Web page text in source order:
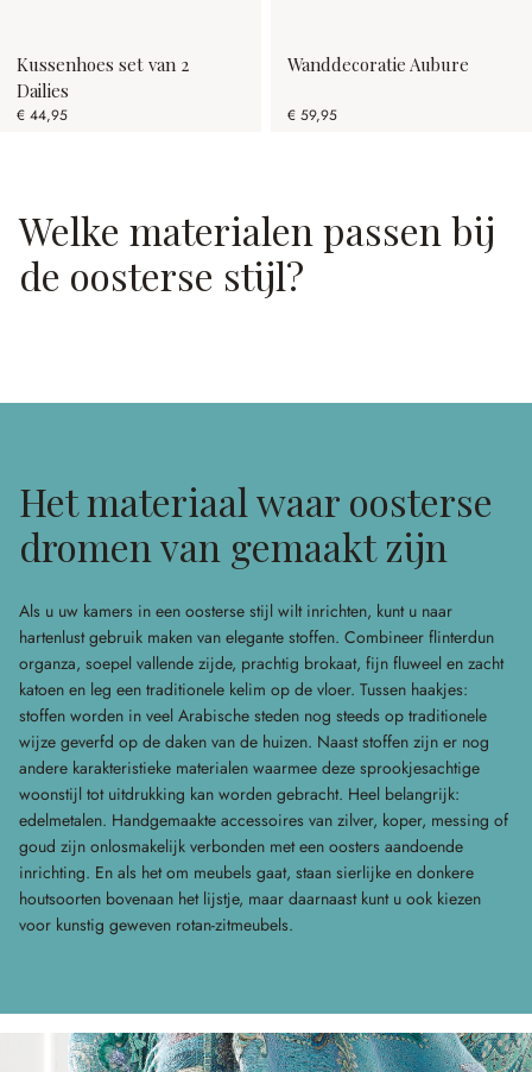
Kussenhoes set van 2
Dailies
€ 44,95
Wanddecoratie Aubure
€ 59,95
Welke materialen passen bij
de oosterse stijl?
Het materiaal waar oosterse
dromen van gemaakt zijn
Als u uw kamers in een oosterse stijl wilt inrichten, kunt u naar
hartenlust gebruik maken van elegante stoffen. Combineer flinterdun
organza, soepel vallende zijde, prachtig brokaat, fijn fluweel en zacht
katoen en leg een traditionele kelim op de vloer. Tussen haakjes:
stoffen worden in veel Arabische steden nog steeds op traditionele
wijze geverfd op de daken van de huizen. Naast stoffen zijn er nog
andere karakteristieke materialen waarmee deze sprookjesachtige
woonstijl tot uitdrukking kan worden gebracht. Heel belangrijk:
edelmetalen. Handgemaakte accessoires van zilver, koper, messing of
goud zijn onlosmakelijk verbonden met een oosters aandoende
inrichting. En als het om meubels gaat, staan sierlijke en donkere
houtsoorten bovenaan het lijstje, maar daarnaast kunt u ook kiezen
voor kunstig geweven rotan-zitmeubels.